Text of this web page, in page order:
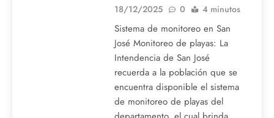
18/12/2025
0 4 minutos
Sistema de monitoreo en San
José Monitoreo de playas: La
Intendencia de San José
recuerda a la población que se
encuentra disponible el sistema
de monitoreo de playas del